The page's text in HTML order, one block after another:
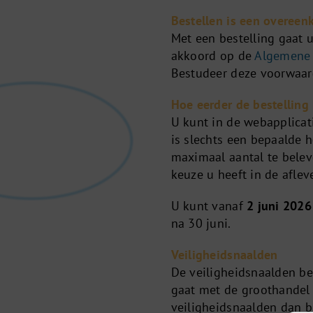
Bestellen is een
Met een bestelling gaat
akkoord op de
Bestudeer deze
Hoe eerder de
U kunt in de
is slechts een bepaalde
maximaal aantal te
keuze u heeft in de
U kunt vanaf 2 juni
na 30 juni.
Veiligheidsnaalden
De veiligheidsnaalden
gaat met de
veiligheidsnaalden dan